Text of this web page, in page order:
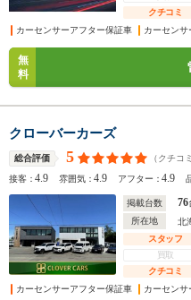
クチコミ
カーセンサーアフター保証車
カーセンサ
無
料
クローバーカーズ
総合評価 5 （クチコ
接客：4.9 雰囲気：4.9 アフター：4.9
掲載台数 76
所在地
北
スタッフ
買取
クチコミ
カーセンサーアフター保証車
カーセンサ